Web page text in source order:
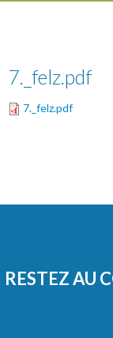
7._felz.pdf
7._felz.pdf
RESTEZ AU